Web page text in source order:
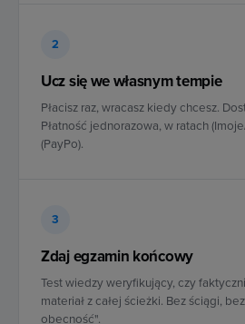
2
Ucz się we własnym tempie
Płacisz raz, wracasz kiedy chcesz.
Płatność jednorazowa, w ratach
(PayPo).
3
Zdaj egzamin końcowy
Test wiedzy weryfikujący, czy
materiał z całej ścieżki. Bez ściągi,
obecność".